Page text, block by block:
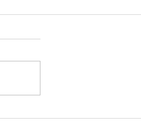
ハウスメーカーに断られる炭